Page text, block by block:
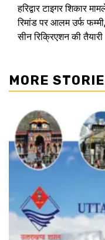
Reading
हरिद्वार टाइगर शिकार
रिमांड पर आलम उर्फ
सीन रिक्रिएशन की तैयारी
MORE